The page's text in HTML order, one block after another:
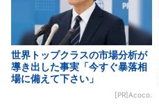
世界トップクラスの市場分析が
導き出した事実「今すぐ暴落相
場に備えて下さい」
[PR]Acoco.